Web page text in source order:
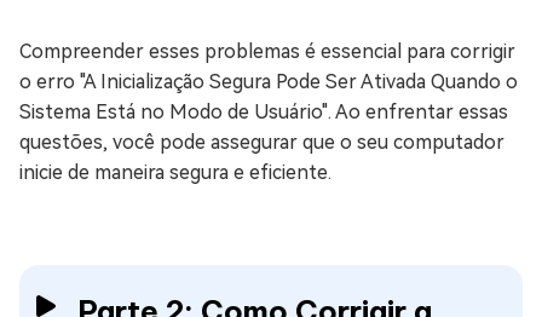
Compreender esses problemas é essencial para corrigir
o erro "A Inicialização Segura Pode Ser Ativada Quando o
Sistema Está no Modo de Usuário". Ao enfrentar essas
questões, você pode assegurar que o seu computador
inicie de maneira segura e eficiente.